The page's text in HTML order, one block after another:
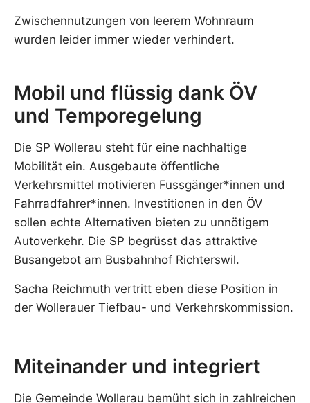
Zwischennutzungen von leerem Wohnraum
wurden leider immer wieder verhindert.
Mobil und flüssig dank ÖV
und Temporegelung
Die SP Wollerau steht für eine nachhaltige
Mobilität ein. Ausgebaute öffentliche
Verkehrsmittel motivieren Fussgänger*innen und
Fahrradfahrer*innen. Investitionen in den ÖV
sollen echte Alternativen bieten zu unnötigem
Autoverkehr. Die SP begrüsst das attraktive
Busangebot am Busbahnhof Richterswil.
Sacha Reichmuth vertritt eben diese Position in
der Wollerauer Tiefbau- und Verkehrskommission.
Miteinander und integriert
Die Gemeinde Wollerau bemüht sich in zahlreichen